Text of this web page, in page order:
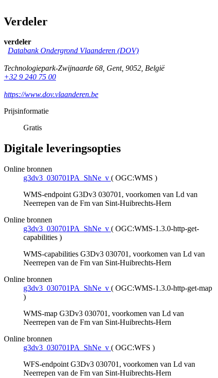
Verdeler
verdeler
Databank Ondergrond Vlaanderen (DOV)
Technologiepark-Zwijnaarde 68, Gent, 9052, België
+32 9 240 75 00
https://www.dov.vlaanderen.be
Prijsinformatie
Gratis
Digitale leveringsopties
Online bronnen
g3dv3_030701PA_ShNe_v ( OGC:WMS )
WMS-endpoint G3Dv3 030701, voorkomen van Ld van
Neerrepen van de Fm van Sint-Huibrechts-Hern
Online bronnen
g3dv3_030701PA_ShNe_v ( OGC:WMS-1.3.0-http-get-
capabilities )
WMS-capabilities G3Dv3 030701, voorkomen van Ld van
Neerrepen van de Fm van Sint-Huibrechts-Hern
Online bronnen
g3dv3_030701PA_ShNe_v ( OGC:WMS-1.3.0-http-get-map
)
WMS-map G3Dv3 030701, voorkomen van Ld van
Neerrepen van de Fm van Sint-Huibrechts-Hern
Online bronnen
g3dv3_030701PA_ShNe_v ( OGC:WFS )
WFS-endpoint G3Dv3 030701, voorkomen van Ld van
Neerrepen van de Fm van Sint-Huibrechts-Hern